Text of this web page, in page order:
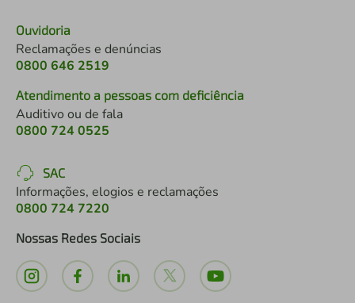
Ouvidoria
Reclamações e denúncias
0800 646 2519
Atendimento a pessoas com deficiência
Auditivo ou de fala
0800 724 0525
SAC
Informações, elogios e reclamações
0800 724 7220
Nossas Redes Sociais